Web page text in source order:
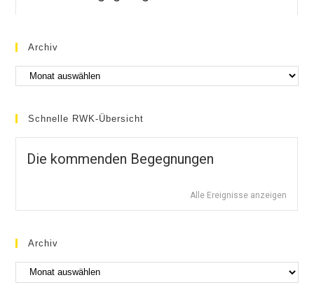
Archiv
Schnelle RWK-Übersicht
Die kommenden Begegnungen
Alle Ereignisse anzeigen
Archiv